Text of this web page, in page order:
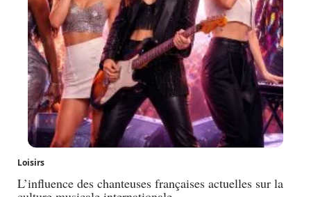
Loisirs
L’influence des chanteuses françaises actuelles sur la